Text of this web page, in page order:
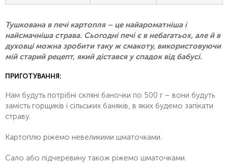
Тушкована в печі картопля – це найароматніша і
найсмачніша страва. Сьогодні печі є в небагатьох, але й в
духовці можна зробити таку ж смакоту, використовуючи
мій старий рецепт, який дістався у спадок від бабусі.
ПРИГОТУВАННЯ:
Нам будуть потрібні скляні баночки по 500 г – вони будуть
замість горщиків і сільських баняків, в яких будемо запікати
страву.
Картоплю ріжемо невеликими шматочками.
Сало або підчеревину також ріжемо шматочками.